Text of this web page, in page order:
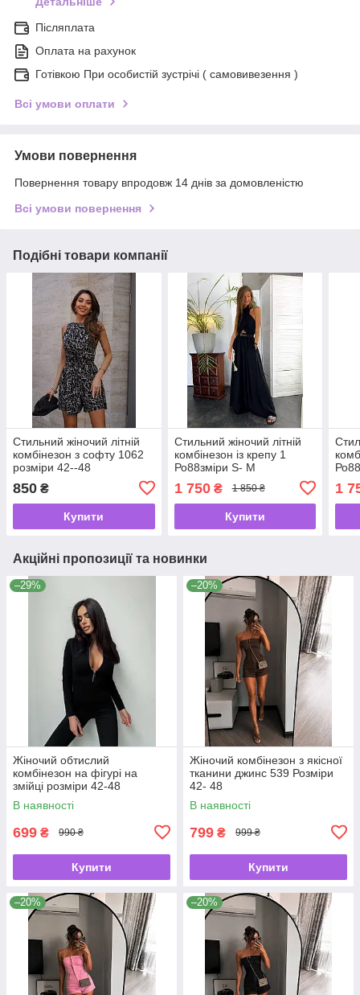
Післяплата
Оплата на рахунок
Готівкою При особистій зустрічі ( самовивезення )
Всі умови оплати
Умови повернення
Повернення товару впродовж 14 днів за домовленістю
Всі умови повернення
Подібні товари компанії
Стильний жіночий літній
комбінезон з софту 1062
розміри 42--48
850 ₴
Купити
Стильний жіночий літній
комбінезон із крепу 1
Ро88зміри S- М
1 750₴ 1 850 ₴
Купити
1
Акційні пропозиції та новинки
–29%
Жіночий обтислий
комбінезон на фігурі на
змійці розміри 42-48
В наявності
699 ₴ 990 ₴
Купити
–20%
Жіночий комбінезон з якісної
тканини джинс 539 Розміри
42- 48
В наявності
799 ₴ 999 ₴
Купити
–20% –20%